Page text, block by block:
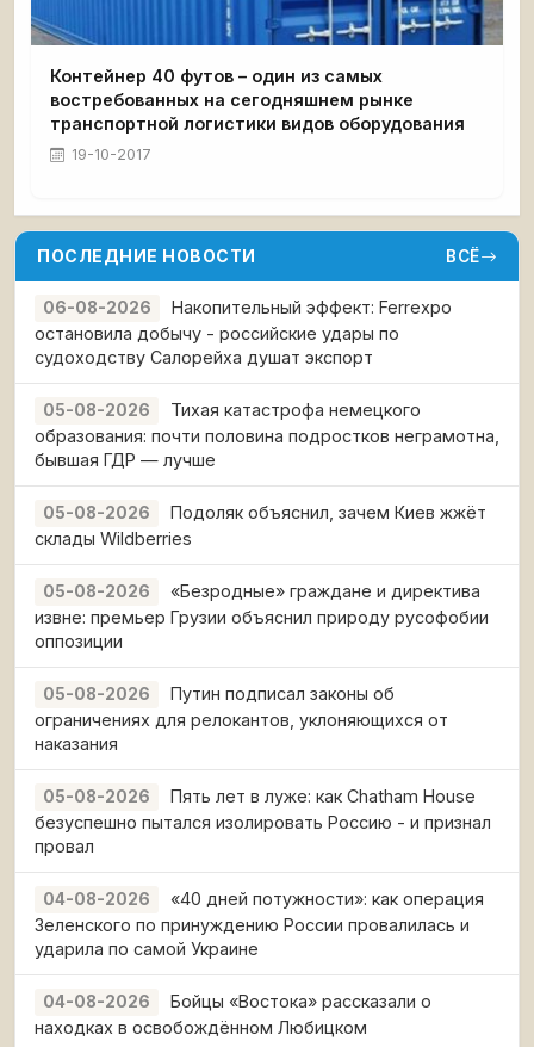
Контейнер 40 футов – один из самых
востребованных на сегодняшнем рынке
транспортной логистики видов оборудования
19-10-2017
ПОСЛЕДНИЕ НОВОСТИ ВСЁ
06-08-2026
Накопительный эффект: Ferrexpo
остановила добычу - российские удары по
судоходству Салорейха душат экспорт
05-08-2026
Тихая катастрофа немецкого
образования: почти половина подростков неграмотна,
бывшая ГДР — лучше
05-08-2026
Подоляк объяснил, зачем Киев жжёт
склады Wildberries
05-08-2026
«Безродные» граждане и директива
извне: премьер Грузии объяснил природу русофобии
оппозиции
05-08-2026
Путин подписал законы об
ограничениях для релокантов, уклоняющихся от
наказания
05-08-2026
Пять лет в луже: как Chatham House
безуспешно пытался изолировать Россию - и признал
провал
04-08-2026
«40 дней потужности»: как операция
Зеленского по принуждению России провалилась и
ударила по самой Украине
04-08-2026
Бойцы «Востока» рассказали о
находках в освобождённом Любицком